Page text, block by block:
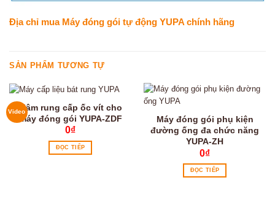
Địa chỉ mua Máy đóng gói tự động YUPA chính hãng
SẢN PHẨM TƯƠNG TỰ
VideoMâm rung cấp ốc vít cho
máy đóng gói YUPA-ZDF
0₫
ĐỌC TIẾP
Máy đóng gói phụ kiện
đường ống đa chức năng
YUPA-ZH
0₫
ĐỌC TIẾP